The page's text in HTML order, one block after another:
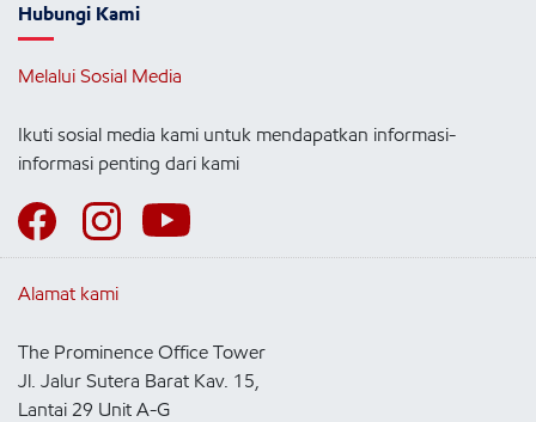
Hubungi Kami
Melalui Sosial Media
Ikuti sosial media kami untuk mendapatkan informasi-
informasi penting dari kami
Alamat kami
The Prominence Office Tower
Jl. Jalur Sutera Barat Kav. 15,
Lantai 29 Unit A-G